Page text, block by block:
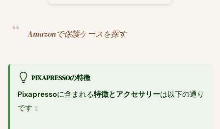
Amazonで保護ケースを探す
PIXAPRESSOの特徴
Pixapressoに含まれる特徴とアクセサリーは以下の通り
です：